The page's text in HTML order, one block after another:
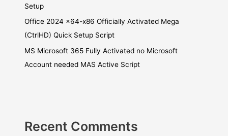
Setup
Office 2024 x64-x86 Officially Activated Mega
(CtrlHD) Quick Setup Script
MS Microsoft 365 Fully Activated no Microsoft
Account needed MAS Active Script
Recent Comments